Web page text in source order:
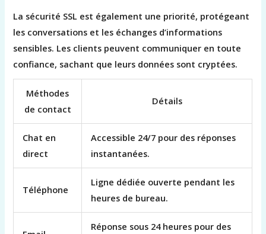
La sécurité SSL est également une priorité, protégeant
les conversations et les échanges d’informations
sensibles. Les clients peuvent communiquer en toute
confiance, sachant que leurs données sont cryptées.
Méthodes
de contact
Détails
Chat en
direct
Accessible 24/7 pour des réponses
instantanées.
Téléphone
Ligne dédiée ouverte pendant les
heures de bureau.
Réponse sous 24 heures pour des